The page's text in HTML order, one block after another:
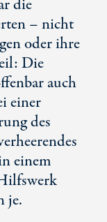
die
– nicht
oder ihre
Die
auch
einer
des
einem
je.